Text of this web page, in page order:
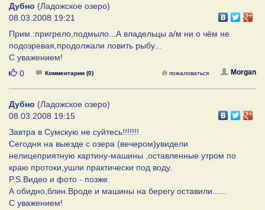
Дубно (Ладожское озеро)
08.03.2008 19:21
Прим.:пригрело,подмыло...А владельцы а/м ни о чём не
подозревая,продолжали ловить рыбу...
С уважением!
Нравится
0 Комментарии (0) Morgan
пожаловаться
Дубно (Ладожское озеро)
08.03.2008 19:15
Завтра в Сумскую не суйтесь!!!!!!!
Сегодня на выезде с озера (вечером)увидели
нелицеприятную картину-машины ,оставленные утром по
краю протоки,ушли практически под воду.
P.S.Видео и фото - позже.
А обидно,блин.Вроде и машины на берегу оставили......
С уважением!